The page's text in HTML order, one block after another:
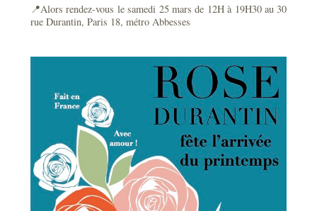
📍Alors rendez-vous le samedi 25 mars de 12H à 19H30 au 30
rue Durantin, Paris 18, métro Abbesses